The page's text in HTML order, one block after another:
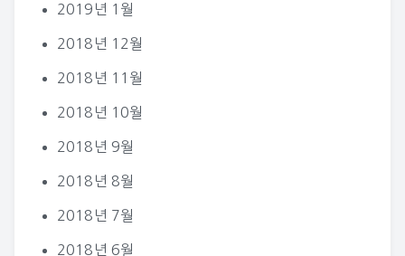
2019년 1월
2018년 12월
2018년 11월
2018년 10월
2018년 9월
2018년 8월
2018년 7월
2018년 6월